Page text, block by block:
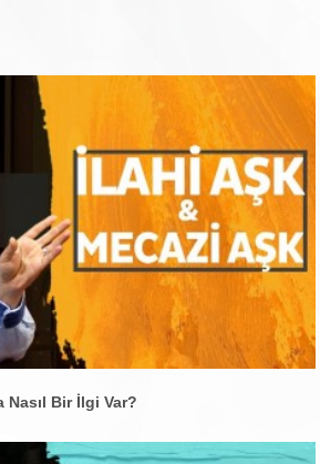
Nasıl Bir İlgi Var?